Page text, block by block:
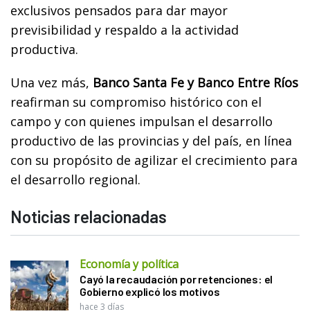
exclusivos pensados para dar mayor
previsibilidad y respaldo a la actividad
productiva.
Una vez más, Banco Santa Fe y Banco Entre Ríos
reafirman su compromiso histórico con el
campo y con quienes impulsan el desarrollo
productivo de las provincias y del país, en línea
con su propósito de agilizar el crecimiento para
el desarrollo regional.
Noticias relacionadas
Economía y política
Cayó la recaudación por retenciones: el
Gobierno explicó los motivos
hace 3 días